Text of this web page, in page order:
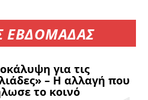
ΕΒΔΟΜΑΔΑΣ
για τις
– Η αλλαγή που
το κοινό